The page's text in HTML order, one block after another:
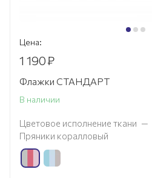
Цена:
1 190₽
Флажки СТАНДАРТ
В наличии
Цветовое исполнение ткани —
Пряники коралловый